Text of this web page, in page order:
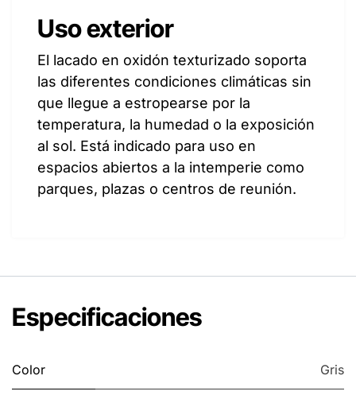
Uso exterior
El lacado en oxidón texturizado soporta
las diferentes condiciones climáticas sin
que llegue a estropearse por la
temperatura, la humedad o la exposición
al sol. Está indicado para uso en
espacios abiertos a la intemperie como
parques, plazas o centros de reunión.
Especificaciones
Color Gris